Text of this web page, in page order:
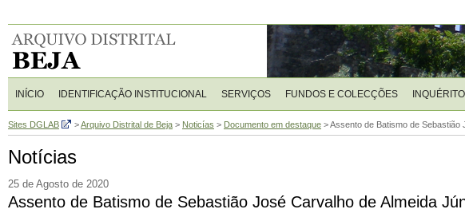
INÍCIO IDENTIFICAÇÃO INSTITUCIONAL SERVIÇOS FUNDOS E COLECÇÕES
Sites DGLAB >Arquivo Distrital de Beja > Noticías > Documento em destaque >Assento de Batismo de Sebastião
Notícias
25 de Agosto de 2020
Assento de Batismo de Sebastião José Carvalho de Almeida